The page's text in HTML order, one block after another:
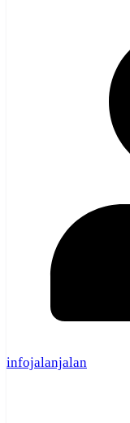
infojalanjalan